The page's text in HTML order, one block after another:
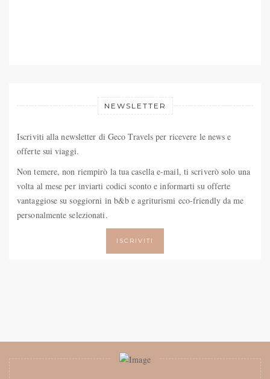
NEWSLETTER
Iscriviti alla newsletter di Geco Travels per ricevere le news e
offerte sui viaggi.
Non temere, non riempirò la tua casella e-mail, ti scriverò solo una
volta al mese per inviarti codici sconto e informarti su offerte
vantaggiose su soggiorni in b&b e agriturismi eco-friendly da me
personalmente selezionati.